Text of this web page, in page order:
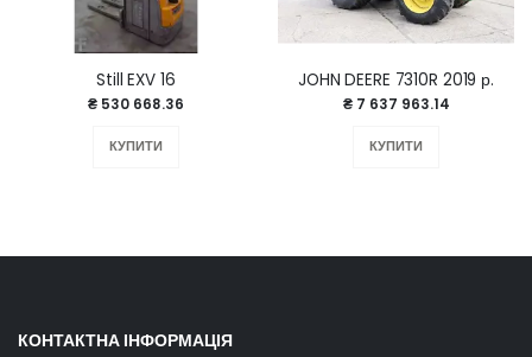
Still EXV 16
₴ 530 668.36
КУПИТИ
JOHN DEERE 7310R 2019 р.
₴ 7 637 963.14
КУПИТИ
КОНТАКТНА ІНФОРМАЦІЯ